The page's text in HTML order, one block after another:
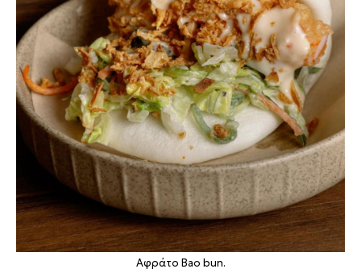
Αφράτο Bao bun.